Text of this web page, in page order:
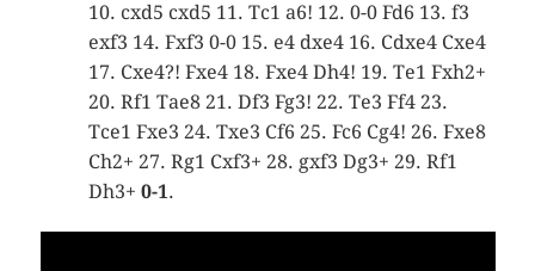
10. cxd5 cxd5 11. Tc1 a6! 12. 0-0 Fd6 13. f3
exf3 14. Fxf3 0-0 15. e4 dxe4 16. Cdxe4 Cxe4
17. Cxe4?! Fxe4 18. Fxe4 Dh4! 19. Te1 Fxh2+
20. Rf1 Tae8 21. Df3 Fg3! 22. Te3 Ff4 23.
Tce1 Fxe3 24. Txe3 Cf6 25. Fc6 Cg4! 26. Fxe8
Ch2+ 27. Rg1 Cxf3+ 28. gxf3 Dg3+ 29. Rf1
Dh3+ 0-1.